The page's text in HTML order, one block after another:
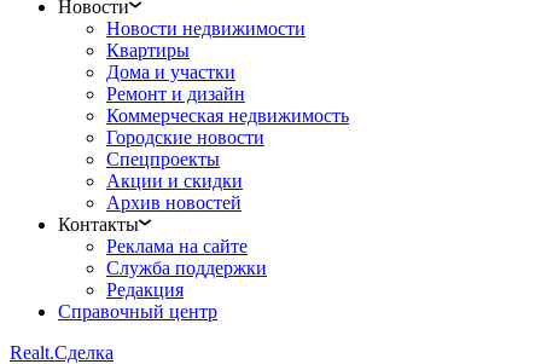
Новости
Новости недвижимости
Квартиры
Дома и участки
Ремонт и дизайн
Коммерческая недвижимость
Городские новости
Спецпроекты
Акции и скидки
Архив новостей
Контакты
Реклама на сайте
Служба поддержки
Редакция
Справочный центр
Realt.Сделка